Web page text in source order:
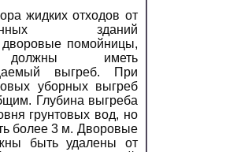
жидких отходов от
зданий
дворовые помойницы,
иметь
выгреб. При
уборных выгреб
Глубина выгреба
грунтовых вод, но
более 3 м. Дворовые
быть удалены от